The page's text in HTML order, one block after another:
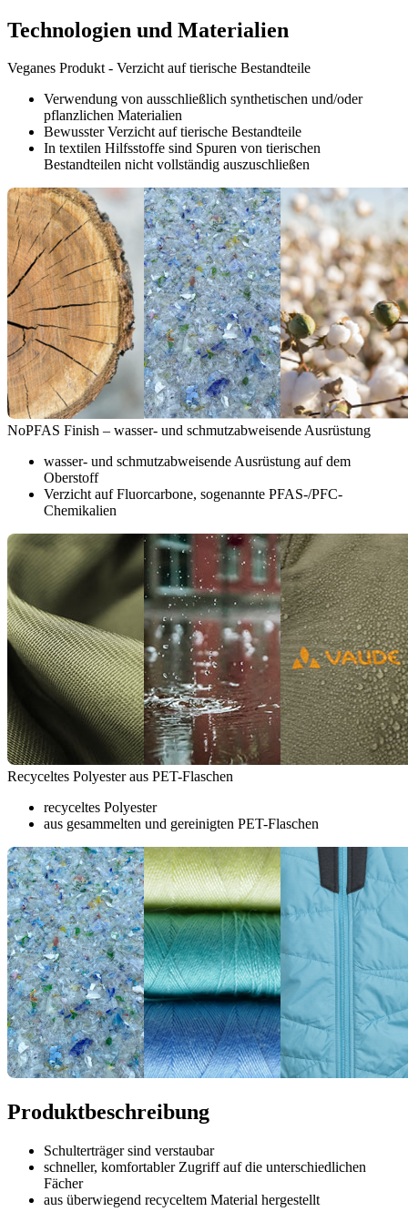
Technologien und Materialien
Veganes Produkt - Verzicht auf tierische Bestandteile
Verwendung von ausschließlich synthetischen und/oder
pflanzlichen Materialien
Bewusster Verzicht auf tierische Bestandteile
In textilen Hilfsstoffe sind Spuren von tierischen
Bestandteilen nicht vollständig auszuschließen
NoPFAS Finish – wasser- und schmutzabweisende Ausrüstung
wasser- und schmutzabweisende Ausrüstung auf dem
Oberstoff
Verzicht auf Fluorcarbone, sogenannte PFAS-/PFC-
Chemikalien
Recyceltes Polyester aus PET-Flaschen
recyceltes Polyester
aus gesammelten und gereinigten PET-Flaschen
Produktbeschreibung
Schulterträger sind verstaubar
schneller, komfortabler Zugriff auf die unterschiedlichen
Fächer
aus überwiegend recyceltem Material hergestellt